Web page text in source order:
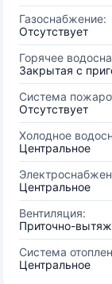
Газоснабжение:
Отсутствует
Горячее
Закрытая с
Система
Отсутствует
Холодное
Центральное
Центральное
Вентиляция:
Приточно-
Система
Центральное